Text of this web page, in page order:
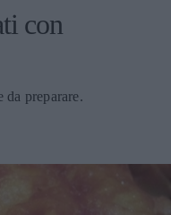
con
preparare.